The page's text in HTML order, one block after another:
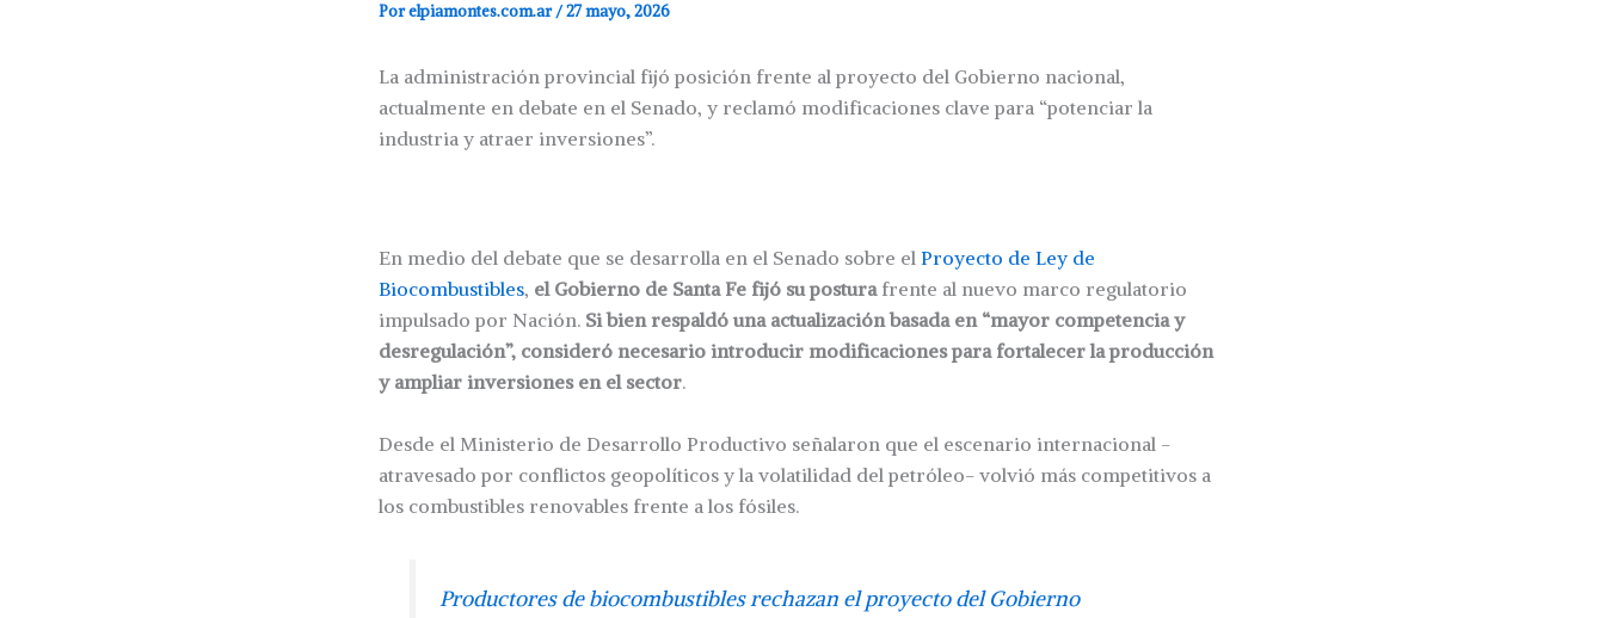
Porelpiamontes.com.ar/27 mayo, 2026
La administración provincial fijó posición frente al proyecto del Gobierno nacional,
actualmente en debate en el Senado, y reclamó modificaciones clave para “potenciar la
industria y atraer inversiones”.
En medio del debate que se desarrolla en el Senado sobre el Proyecto de Ley de
Biocombustibles, el Gobierno de Santa Fe fijó su posturafrente al nuevo marco regulatorio
impulsado por Nación. Si bien respaldó una actualización basada en “mayor competencia y
desregulación”, consideró necesario introducir modificaciones para fortalecer la producción
y ampliar inversiones en el sector.
Desde el Ministerio de Desarrollo Productivo señalaron que el escenario internacional -
atravesado por conflictos geopolíticos y la volatilidad del petróleo- volvió más competitivos a
los combustibles renovables frente a los fósiles.
Productores de biocombustibles rechazan el proyecto del Gobierno